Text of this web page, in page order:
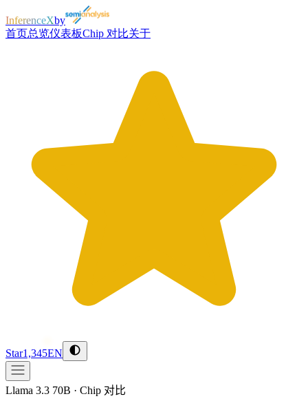
InferenceXby
首页总览仪表板Chip 对比关于
Star1,345EN
Llama 3.3 70B · Chip 对比